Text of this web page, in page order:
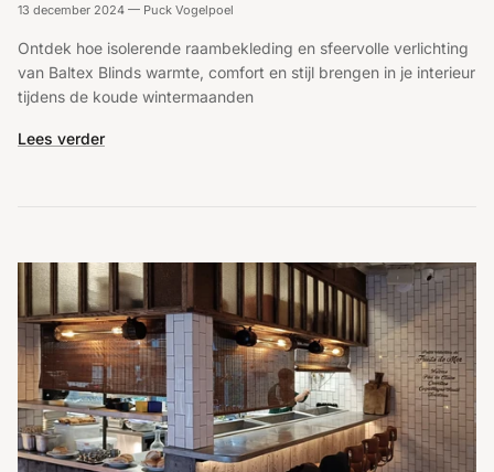
13 december 2024 — Puck Vogelpoel
Ontdek hoe isolerende raambekleding en sfeervolle verlichting
van Baltex Blinds warmte, comfort en stijl brengen in je interieur
tijdens de koude wintermaanden
Lees verder